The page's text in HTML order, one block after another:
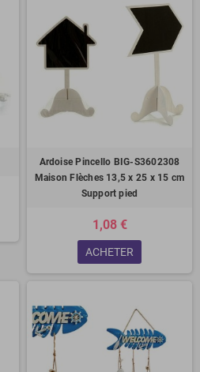
Ardoise Pincello BIG-S3602308
Maison Flèches 13,5 x 25 x 15 cm
Support pied
1,08 €
ACHETER